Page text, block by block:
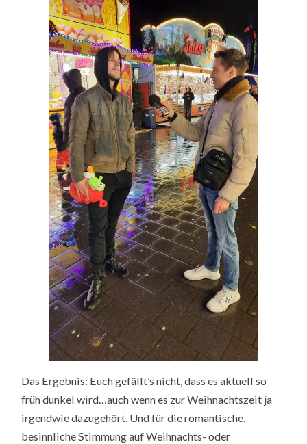
Das Ergebnis: Euch gefällt’s nicht, dass es aktuell so
früh dunkel wird…auch wenn es zur Weihnachtszeit ja
irgendwie dazugehört. Und für die romantische,
besinnliche Stimmung auf Weihnachts- oder